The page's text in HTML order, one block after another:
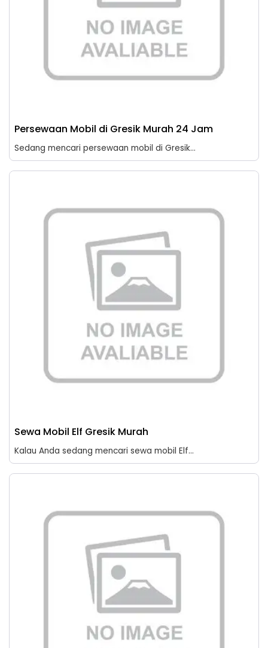
Persewaan Mobil di Gresik Murah 24 Jam
Sedang mencari persewaan mobil di Gresik...
Sewa Mobil Elf Gresik Murah
Kalau Anda sedang mencari sewa mobil Elf...